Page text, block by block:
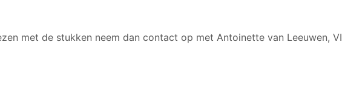
met de stukken neem dan contact op met Antoinette van Leeuwen,